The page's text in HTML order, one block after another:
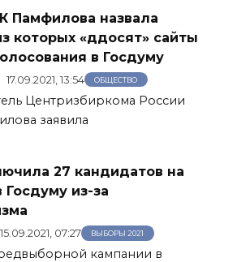
Памфилова назвала
которых «ддосят» сайты
в Госдуму
17.09.2021, 13:54 ОБЩЕСТВО
Центризбиркома России
заявила
27 кандидатов на
из-за
15.09.2021, 07:27 ВЫБОРЫ 2021
кампании в